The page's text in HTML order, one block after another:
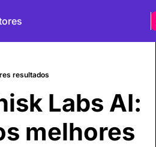
resultados
Labs AI:
melhores